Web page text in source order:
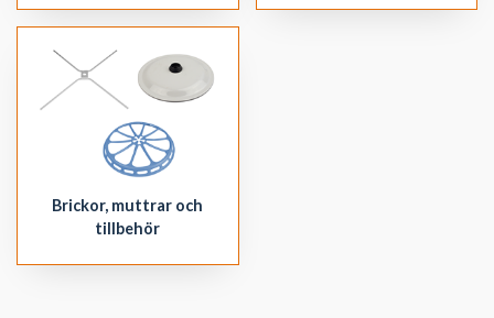
Brickor, muttrar och
tillbehör